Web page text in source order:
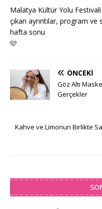
Malatya Kültür Yolu Festivali
çıkan ayrıntılar, program
hafta sonu
🩷
ÖNCEKI
Göz Altı
Gerçekler
Kahve ve Limonun Birlikte